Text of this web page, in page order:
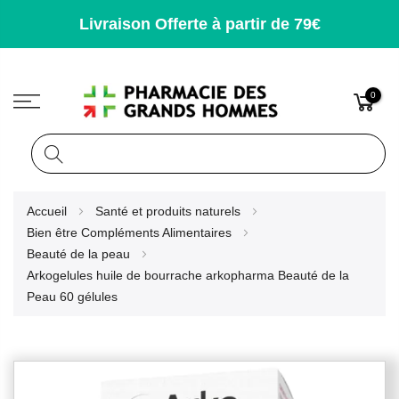
Livraison Offerte à partir de 79€
0
Accueil
Santé et produits naturels
Bien être Compléments Alimentaires
Beauté de la peau
Arkogelules huile de bourrache arkopharma Beauté de la
Peau 60 gélules